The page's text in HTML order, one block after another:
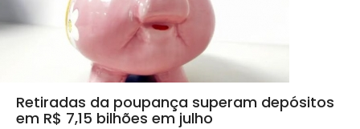
Retiradas da poupança superam depósitos
em R$ 7,15 bilhões em julho